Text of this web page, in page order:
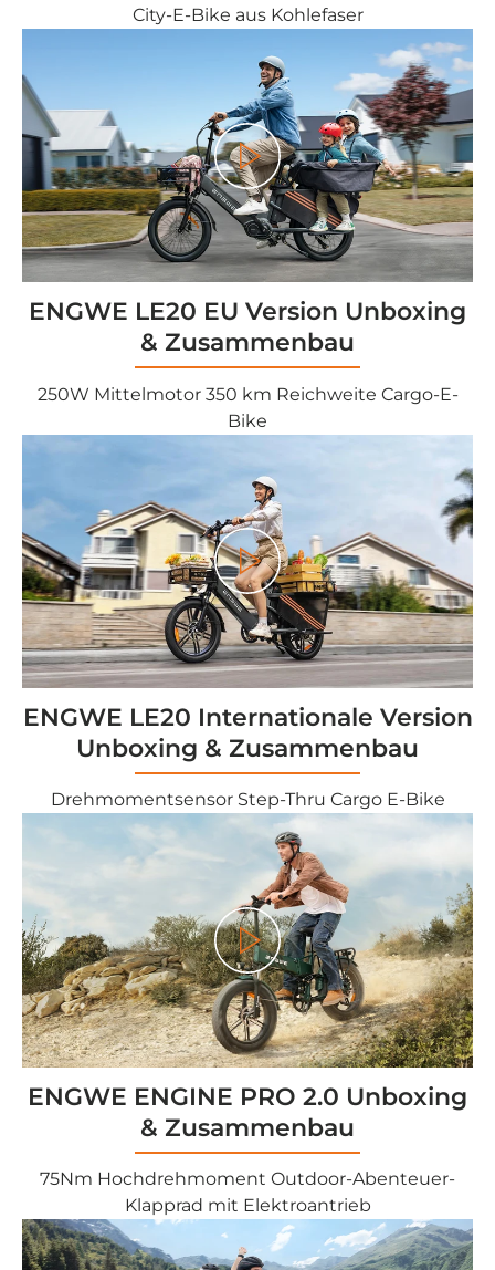
City-E-Bike aus Kohlefaser
<tc>Gioco</tc>
ENGWE LE20 EU Version Unboxing
& Zusammenbau
250W Mittelmotor 350 km Reichweite Cargo-E-
Bike
<tc>Gioco</tc>
ENGWE LE20 Internationale Version
Unboxing & Zusammenbau
Drehmomentsensor Step-Thru Cargo E-Bike
<tc>Gioco</tc>
ENGWE ENGINE PRO 2.0 Unboxing
& Zusammenbau
75Nm Hochdrehmoment Outdoor-Abenteuer-
Klapprad mit Elektroantrieb